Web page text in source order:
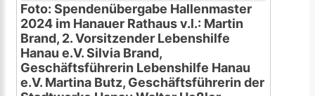
Foto: Spendenübergabe Hallenmaster
2024 im Hanauer Rathaus v.l.: Martin
Brand, 2. Vorsitzender Lebenshilfe
Hanau e.V. Silvia Brand,
Geschäftsführerin Lebenshilfe Hanau
e.V. Martina Butz, Geschäftsführerin der